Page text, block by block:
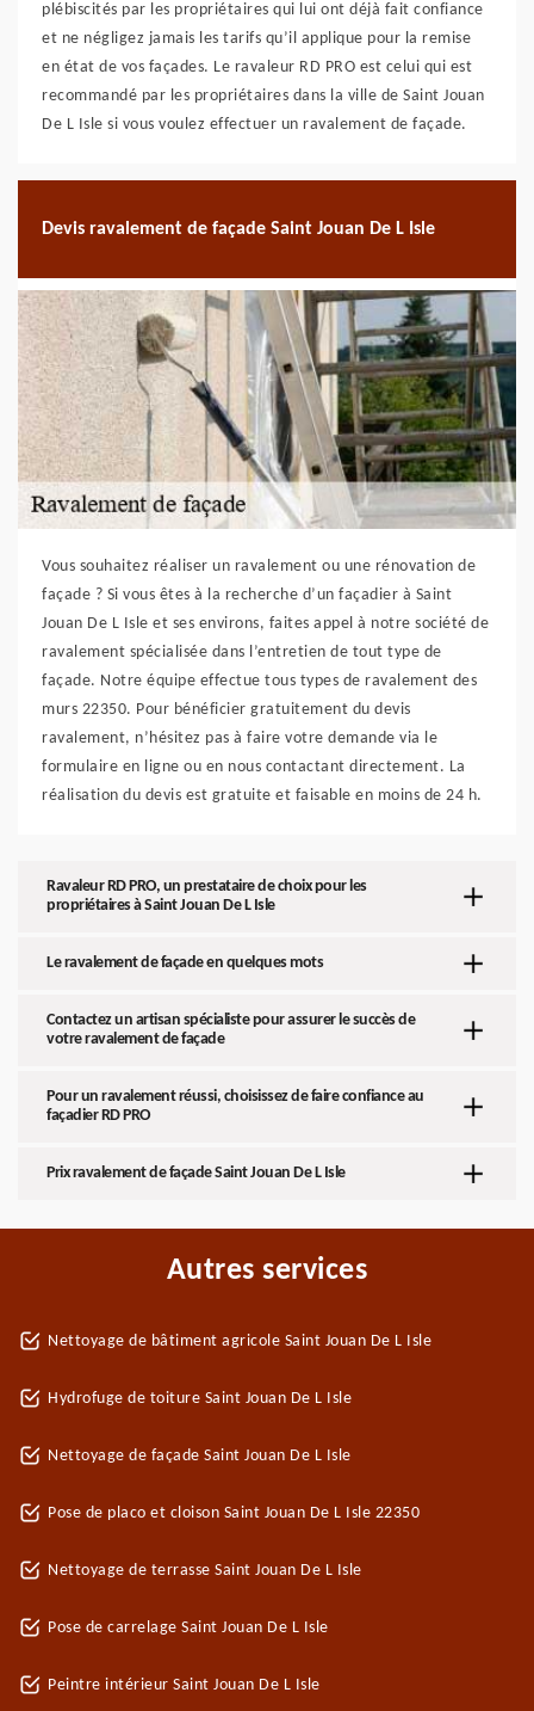
plébiscités par les propriétaires qui lui ont déjà fait confiance
et ne négligez jamais les tarifs qu’il applique pour la remise
en état de vos façades. Le ravaleur RD PRO est celui qui est
recommandé par les propriétaires dans la ville de Saint Jouan
De L Isle si vous voulez effectuer un ravalement de façade.
Devis ravalement de façade Saint Jouan De L Isle
Vous souhaitez réaliser un ravalement ou une rénovation de
façade ? Si vous êtes à la recherche d’un façadier à Saint
Jouan De L Isle et ses environs, faites appel à notre société de
ravalement spécialisée dans l’entretien de tout type de
façade. Notre équipe effectue tous types de ravalement des
murs 22350. Pour bénéficier gratuitement du devis
ravalement, n’hésitez pas à faire votre demande via le
formulaire en ligne ou en nous contactant directement. La
réalisation du devis est gratuite et faisable en moins de 24 h.
Ravaleur RD PRO, un prestataire de choix pour les
propriétaires à Saint Jouan De L Isle
Le ravalement de façade en quelques mots
Contactez un artisan spécialiste pour assurer le succès de
votre ravalement de façade
Pour un ravalement réussi, choisissez de faire confiance au
façadier RD PRO
Prix ravalement de façade Saint Jouan De L Isle
Autres services
Nettoyage de bâtiment agricole Saint Jouan De L Isle
Hydrofuge de toiture Saint Jouan De L Isle
Nettoyage de façade Saint Jouan De L Isle
Pose de placo et cloison Saint Jouan De L Isle 22350
Nettoyage de terrasse Saint Jouan De L Isle
Pose de carrelage Saint Jouan De L Isle
Peintre intérieur Saint Jouan De L Isle